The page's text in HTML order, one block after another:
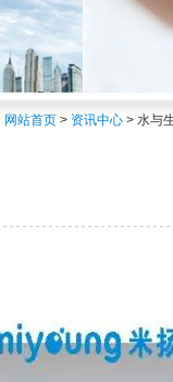
网站首页 > 资讯中心 > 水与